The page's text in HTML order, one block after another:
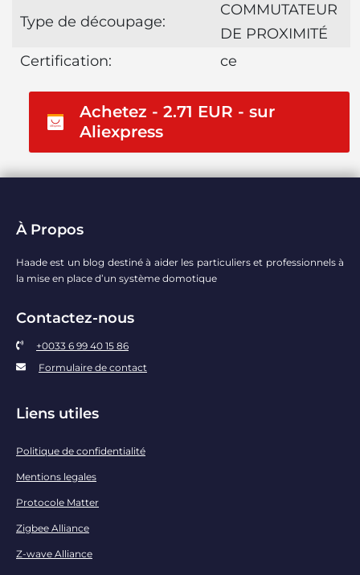
Type de découpage:
COMMUTATEUR
DE PROXIMITÉ
Certification:
ce
Achetez - 2.71 EUR - sur
Aliexpress
À Propos
Haade est un blog destiné à aider les particuliers et professionnels à
la mise en place d’un système domotique
Contactez-nous
+0033 6 99 40 15 86
Formulaire de contact
Liens utiles
Politique de confidentialité
Mentions legales
Protocole Matter
Zigbee Alliance
Z-wave Alliance